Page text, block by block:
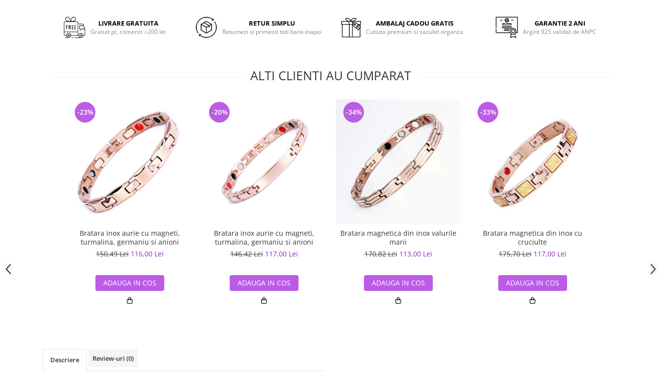
LIVRARE GRATUITA
Gratuit pt. comenzi >200 lei
RETUR SIMPLU
Returnezi si primesti toti banii inapoi
AMBALAJ CADOU GRATIS
Cutiuta premium si saculet organza
GARANTIE 2 ANI
Argint 925 validat de ANPC
ALTI CLIENTI AU CUMPARAT
Bratara inox aurie cu magneti,
turmalina, germaniu si anioni
150,49 Lei 116,00 Lei
-23%
ADAUGA IN COS
Bratara inox aurie cu magneti,
turmalina, germaniu si anioni
146,42 Lei 117,00 Lei
-20%
ADAUGA IN COS
Bratara magnetica din inox valurile
marii
170,82 Lei 113,00 Lei
-34%
ADAUGA IN COS
Bratara magnetica din inox cu
cruciulte
175,70 Lei 117,00 Lei
-33%
ADAUGA IN COS
Descriere Review-uri (0)